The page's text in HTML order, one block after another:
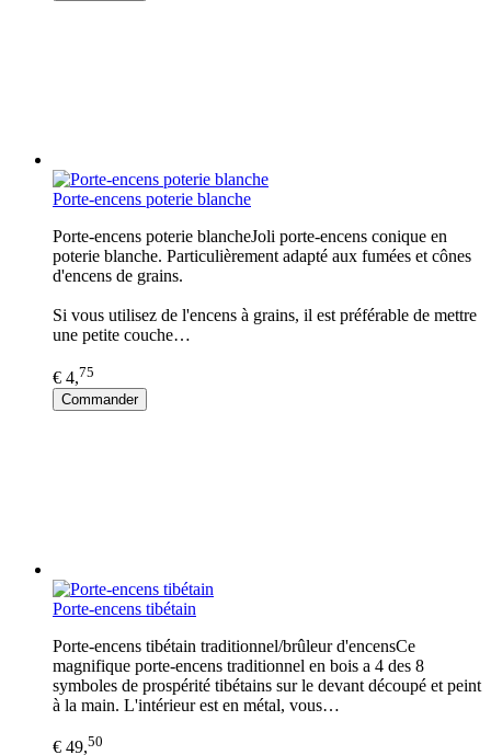
Porte-encens poterie blanche
Porte-encens poterie blancheJoli porte-encens conique en
poterie blanche. Particulièrement adapté aux fumées et cônes
d'encens de grains.
Si vous utilisez de l'encens à grains, il est préférable de mettre
une petite couche…
€ 4,75
Commander
Porte-encens tibétain
Porte-encens tibétain traditionnel/brûleur d'encensCe
magnifique porte-encens traditionnel en bois a 4 des 8
symboles de prospérité tibétains sur le devant découpé et peint
à la main. L'intérieur est en métal, vous…
€ 49,50